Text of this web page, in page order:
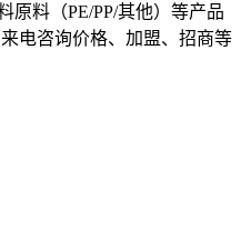
原料（PE/PP/其他）等产品
电咨询价格、加盟、招商等